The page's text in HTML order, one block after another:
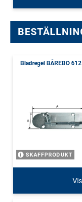
Bladregel BÅREBO 612
SKAFFPRODUKT